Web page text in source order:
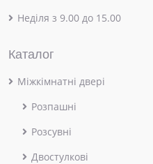
Неділя з 9.00 до 15.00
Каталог
Міжкімнатні двері
Розпашні
Розсувні
Двостулкові